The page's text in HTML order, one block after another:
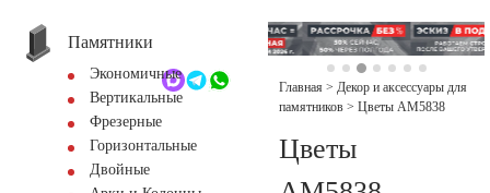
+7 (495) 518-44-23
Обратный звонок
Памятники
Экономичные
Вертикальные
Фрезерные
Горизонтальные
Двойные
Главная > Декор и аксессуары для
памятников > Цветы AM5838
Цветы